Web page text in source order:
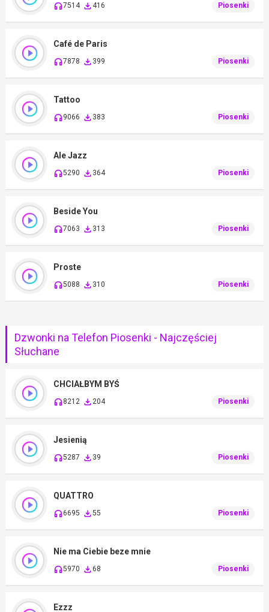
7514 416 Piosenki
Café de Paris
7878 399 Piosenki
Tattoo
9066 383 Piosenki
Ale Jazz
5290 364 Piosenki
Beside You
7063 313 Piosenki
Proste
5088 310 Piosenki
Dzwonki na Telefon Piosenki - Najczęściej
Słuchane
CHCIAŁBYM BYŚ
8212 204 Piosenki
Jesienią
5287 39 Piosenki
QUATTRO
6695 55 Piosenki
Nie ma Ciebie beze mnie
5970 68 Piosenki
Ezzz